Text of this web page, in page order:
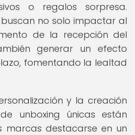
o regalos sorpresa.
no solo impactar al
de la recepción del
generar un efecto
fomentando la lealtad
y la creación
unboxing únicas están
marcas destacarse en un